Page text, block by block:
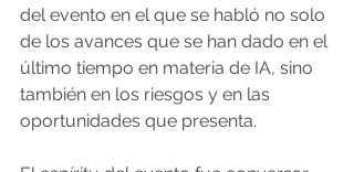
del evento en el que se habló no solo
de los avances que se han dado en el
último tiempo en materia de IA, sino
también en los riesgos y en las
oportunidades que presenta.